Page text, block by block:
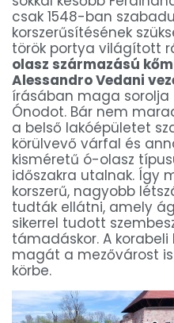
csak 1548-ban
korszerűsítésének
török portya világított
olasz származású
Alessandro Vedani
írásában maga sorolja
Ónodot. Bár nem
a belső lakóépületet
körülvevő várfal és
kisméretű ó-olasz
időszakra utalnak. Így
korszerű, nagyobb
tudták ellátni, amely
sikerrel tudott
támadáskor. A
magát a mezővárost
körbe.